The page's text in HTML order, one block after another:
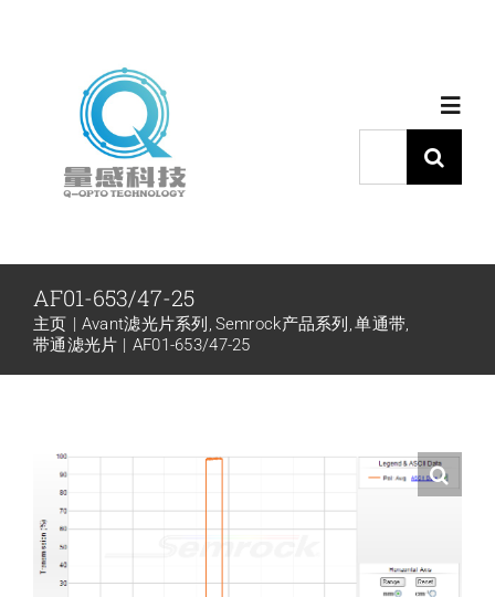
产品中心
代理品牌
下载中心
新闻和活动
索：
AF01-653/47-25
主页 Avant滤光片系列 Semrock产品系列 单通带
带通滤光片
AF01-653/47-25